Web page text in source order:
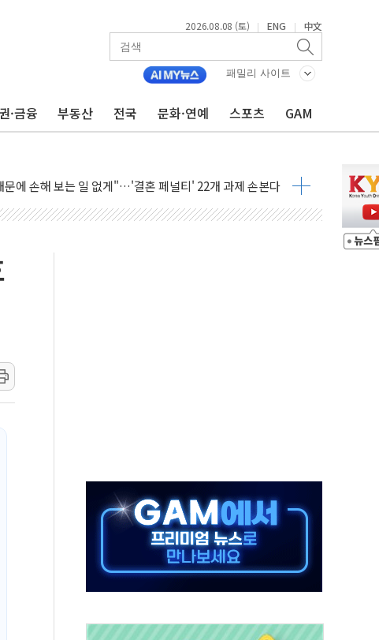
2026.08.08 (토) | ENG | 中文
패밀리 사이트
·금융 부동산 전국 문화·연예 스포츠 GAM
융일정(8.10~8.14)
략 만지작…공습 한계·탄약 부족 현실화
변…60대 환경미화원 수거차에 치여 사망
서 흉기 난동…60대 남성 2명 숨져
상서 모터보트 전복…1명 사망·1명 실종
해자 기림의 날 참석..."국제적 시민 연대로 목소리 내야"
머니 흉기 살해 10대 아들 체포
'뻔뻔' 받아친 정청래…제주 연설서 신경전 고조
양, 수도 베이징도 부동산 규제 철폐
수위 상승으로 피서객 7명 고립…전원 구조
기능시험 오전 집중 편성…체감온도 38도 넘으면 중단